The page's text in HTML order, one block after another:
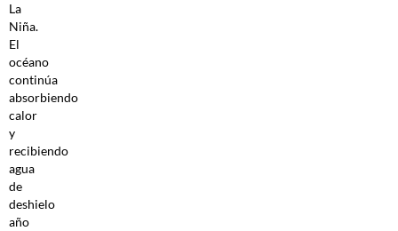
La
Niña.
El
océano
continúa
absorbiendo
calor
y
recibiendo
agua
de
deshielo
año